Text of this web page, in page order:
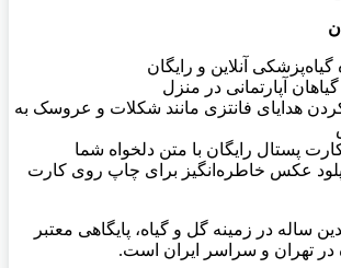
آنلاین و رایگان
آپارتمانی در منزل
هدایای فانتزی مانند شکلات و عروسک به
پستال رایگان با متن دلخواه شما
عکس خاطره‌انگیز برای چاپ روی کارت
ساله در زمینه گل و گیاه، پایگاهی معتبر
در تهران و سراسر ایران است.